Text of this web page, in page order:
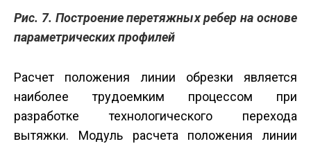
Рис. 7. Построение перетяжных ребер на основе
параметрических профилей
Расчет положения линии обрезки является
наиболее трудоемким процессом при
разработке технологического перехода
вытяжки. Модуль расчета положения линии